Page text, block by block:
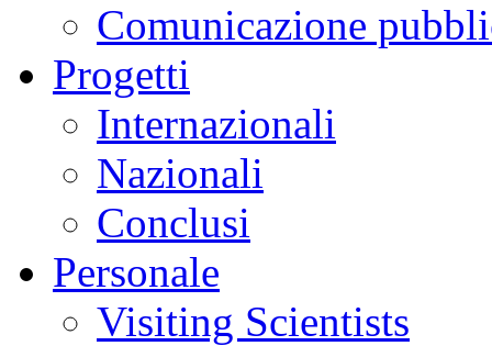
Comunicazione
Progetti
Internazionali
Nazionali
Conclusi
Personale
Visiting Scientists